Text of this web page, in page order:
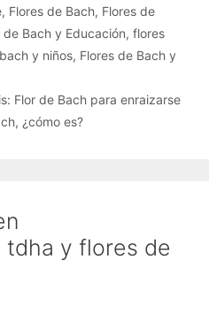
, Flores de Bach, Flores de
de Bach y Educación, flores
y niños, Flores de Bach y
Flor de Bach para enraizarse
¿cómo es?
tdha y flores de